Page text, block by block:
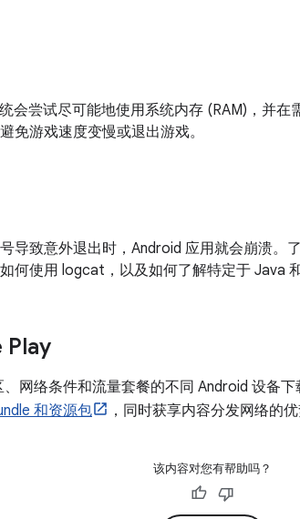
会尝试尽可能地使用系统内存 (RAM)，并
避免游戏速度变慢或退出游戏。
导致意外退出时，Android 应用就会崩溃。
何使用 logcat，以及如何了解特定于 Java
Play
网络条件和流量套餐的不同 Android 设备
和资源包 ，同时获享内容分发网络的优
该内容对您有帮助吗？